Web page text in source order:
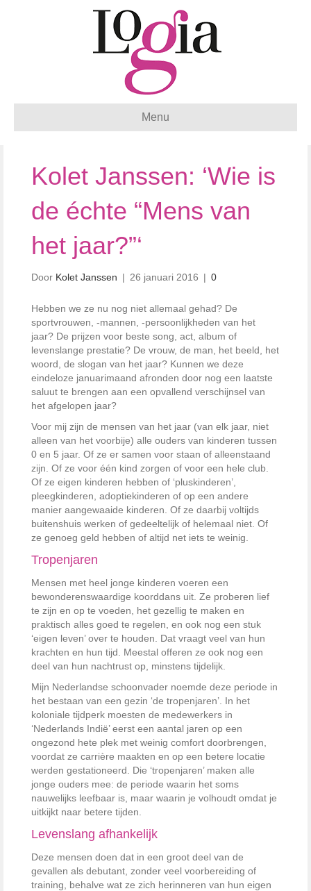
Menu
Kolet Janssen: ‘Wie is
de échte “Mens van
het jaar?”‘
Door Kolet Janssen | 26 januari 2016 | 0
Hebben we ze nu nog niet allemaal gehad? De
sportvrouwen, -mannen, -persoonlijkheden van het
jaar? De prijzen voor beste song, act, album of
levenslange prestatie? De vrouw, de man, het beeld, het
woord, de slogan van het jaar? Kunnen we deze
eindeloze januarimaand afronden door nog een laatste
saluut te brengen aan een opvallend verschijnsel van
het afgelopen jaar?
Voor mij zijn de mensen van het jaar (van elk jaar, niet
alleen van het voorbije) alle ouders van kinderen tussen
0 en 5 jaar. Of ze er samen voor staan of alleenstaand
zijn. Of ze voor één kind zorgen of voor een hele club.
Of ze eigen kinderen hebben of ‘pluskinderen’,
pleegkinderen, adoptiekinderen of op een andere
manier aangewaaide kinderen. Of ze daarbij voltijds
buitenshuis werken of gedeeltelijk of helemaal niet. Of
ze genoeg geld hebben of altijd net iets te weinig.
Tropenjaren
Mensen met heel jonge kinderen voeren een
bewonderenswaardige koorddans uit. Ze proberen lief
te zijn en op te voeden, het gezellig te maken en
praktisch alles goed te regelen, en ook nog een stuk
‘eigen leven’ over te houden. Dat vraagt veel van hun
krachten en hun tijd. Meestal offeren ze ook nog een
deel van hun nachtrust op, minstens tijdelijk.
Mijn Nederlandse schoonvader noemde deze periode in
het bestaan van een gezin ‘de tropenjaren’. In het
koloniale tijdperk moesten de medewerkers in
‘Nederlands Indië’ eerst een aantal jaren op een
ongezond hete plek met weinig comfort doorbrengen,
voordat ze carrière maakten en op een betere locatie
werden gestationeerd. Die ‘tropenjaren’ maken alle
jonge ouders mee: de periode waarin het soms
nauwelijks leefbaar is, maar waarin je volhoudt omdat je
uitkijkt naar betere tijden.
Levenslang afhankelijk
Deze mensen doen dat in een groot deel van de
gevallen als debutant, zonder veel voorbereiding of
training, behalve wat ze zich herinneren van hun eigen